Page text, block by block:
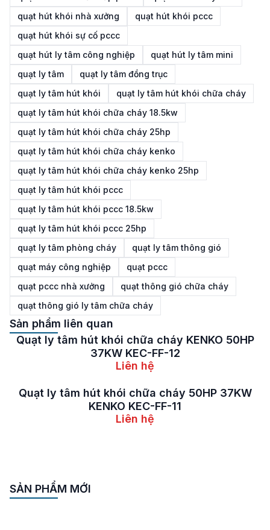
quạt hút khói nhà xưởng
quạt hút khói pccc
quạt hút khói sự cố pccc
quạt hút ly tâm công nghiệp
quạt hút ly tâm mini
quạt ly tâm
quạt ly tâm đồng trục
quạt ly tâm hút khói
quạt ly tâm hút khói chữa cháy
quạt ly tâm hút khói chữa cháy 18.5kw
quạt ly tâm hút khói chữa cháy 25hp
quạt ly tâm hút khói chữa cháy kenko
quạt ly tâm hút khói chữa cháy kenko 25hp
quạt ly tâm hút khói pccc
quạt ly tâm hút khói pccc 18.5kw
quạt ly tâm hút khói pccc 25hp
quạt ly tâm phòng cháy
quạt ly tâm thông gió
quạt máy công nghiệp
quạt pccc
quạt pccc nhà xưởng
quạt thông gió chữa cháy
quạt thông gió ly tâm chữa cháy
Sản phẩm liên quan
Quạt ly tâm hút khói chữa cháy 55KW 75HP
KENKO KEC-FF-12
Liên hệ
Quạt ly tâm hút khói chữa cháy 45KW 60HP
KENKO KEC-FF-11
Liên hệ
SẢN PHẨM MỚI